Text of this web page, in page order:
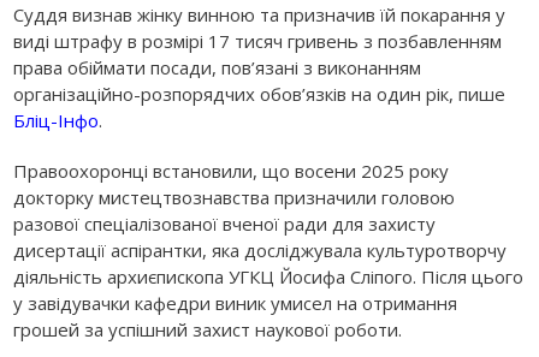
Суддя визнав жінку винною та призначив їй покарання у
виді штрафу в розмірі 17 тисяч гривень з позбавленням
права обіймати посади, пов’язані з виконанням
організаційно-розпорядчих обов’язків на один рік, пише
Бліц-Інфо.
Правоохоронці встановили, що восени 2025 року
докторку мистецтвознавства призначили головою
разової спеціалізованої вченої ради для захисту
дисертації аспірантки, яка досліджувала культуротворчу
діяльність архиєпископа УГКЦ Йосифа Сліпого. Після цього
у завідувачки кафедри виник умисел на отримання
грошей за успішний захист наукової роботи.